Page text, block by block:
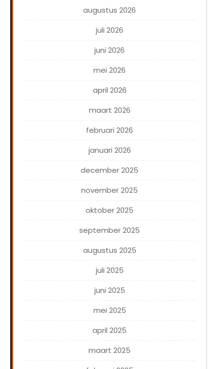
augustus 2026
juli 2026
juni 2026
mei 2026
april 2026
maart 2026
februari 2026
januari 2026
december 2025
november 2025
oktober 2025
september 2025
augustus 2025
juli 2025
juni 2025
mei 2025
april 2025
maart 2025